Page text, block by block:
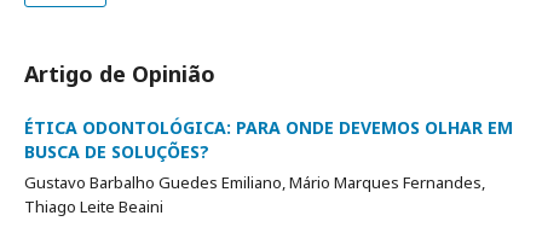
Artigo de Opinião
ÉTICA ODONTOLÓGICA: PARA ONDE DEVEMOS OLHAR EM
BUSCA DE SOLUÇÕES?
Gustavo Barbalho Guedes Emiliano, Mário Marques Fernandes,
Thiago Leite Beaini